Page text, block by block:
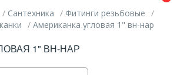
Сантехника
Фитинги резьбовые
Американка угловая 1" вн-нар
1" ВН-НАР